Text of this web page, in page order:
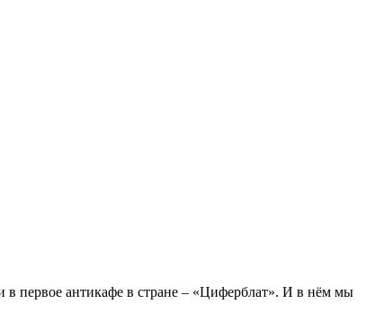
в первое антикафе в стране – «Циферблат». И в нём мы